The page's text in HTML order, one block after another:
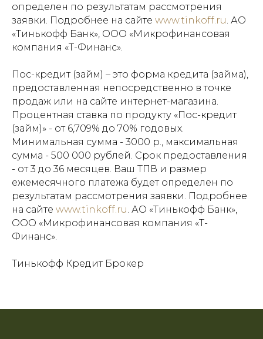
определен по результатам рассмотрения
заявки. Подробнее на сайте www.tinkoff.ru. АО
«Тинькофф Банк», ООО «Микрофинансовая
компания «Т-Финанс».
Пос-кредит (займ) – это форма кредита (займа),
предоставленная непосредственно в точке
продаж или на сайте интернет-магазина.
Процентная ставка по продукту «Пос-кредит
(займ)» - от 6,709% до 70% годовых.
Минимальная сумма - 3000 р., максимальная
сумма - 500 000 рублей. Срок предоставления
- от 3 до 36 месяцев. Ваш ТПВ и размер
ежемесячного платежа будет определен по
результатам рассмотрения заявки. Подробнее
на сайте www.tinkoff.ru. АО «Тинькофф Банк»,
ООО «Микрофинансовая компания «Т-
Финанс».
Тинькофф Кредит Брокер